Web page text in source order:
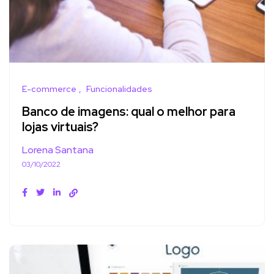
E-commerce Funcionalidades
Banco de imagens: qual o melhor para
lojas virtuais?
Lorena Santana
03/10/2022